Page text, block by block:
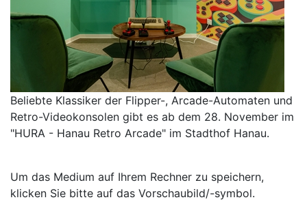
Beliebte Klassiker der Flipper-, Arcade-Automaten und
Retro-Videokonsolen gibt es ab dem 28. November im
"HURA - Hanau Retro Arcade" im Stadthof Hanau.
Um das Medium auf Ihrem Rechner zu speichern,
klicken Sie bitte auf das Vorschaubild/-symbol.